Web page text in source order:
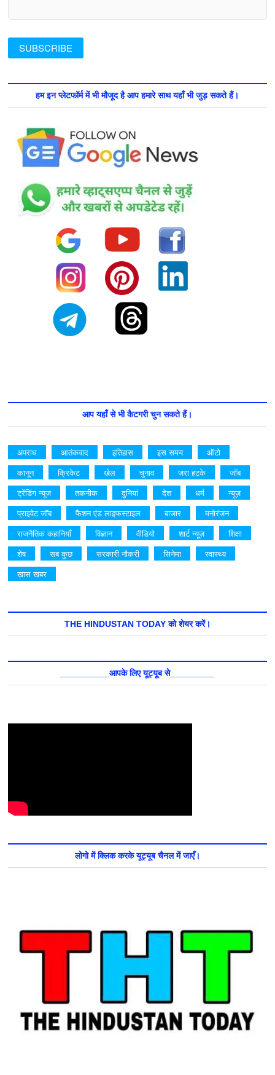
हम इन प्लेटफॉर्म में भी मौजूद है आप हमारे साथ यहाँ भी जुड़ सकते हैं।
आप यहाँ से भी कैटगरी चुन सकते हैं।
अपराध आतंकवाद इतिहास इस समय
ऑटो
कानून
क्रिकेट खेल चुनाव जरा हटके
जॉब
ट्रेंडिंग न्यूज
तकनीक दुनियां देश धर्म
न्यूज़
प्राइवेट जॉब
फैशन एंड लाइफस्टाइल बाजार
मनोरंजन
राजनैतिक कहानियाँ
विज्ञान वीडियो शार्ट न्यूज़
शिक्षा
शेष
सब कुछ सरकारी नौकरी सिनेमा
स्वास्थ्य
ख़ास खबर
THE HINDUSTAN TODAY को शेयर करें।
__________आपके लिए यूट्यूब से_________
लोगो में क्लिक करके यूट्यूब चैनल में जाएँ।